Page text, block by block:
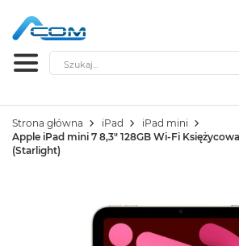
Szukaj
Strona główna iPad
iPad mini
Apple iPad mini 7 8,3" 128GB Wi-Fi
(Starlight)